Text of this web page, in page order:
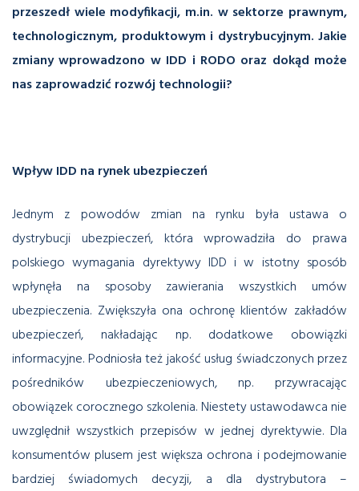
przeszedł wiele modyfikacji, m.in. w sektorze prawnym,
technologicznym, produktowym i dystrybucyjnym. Jakie
zmiany wprowadzono w IDD i RODO oraz dokąd może
nas zaprowadzić rozwój technologii?
Wpływ IDD na rynek ubezpieczeń
Jednym z powodów zmian na rynku była ustawa o
dystrybucji ubezpieczeń, która wprowadziła do prawa
polskiego wymagania dyrektywy IDD i w istotny sposób
wpłynęła na sposoby zawierania wszystkich umów
ubezpieczenia. Zwiększyła ona ochronę klientów zakładów
ubezpieczeń, nakładając np. dodatkowe obowiązki
informacyjne. Podniosła też jakość usług świadczonych przez
pośredników ubezpieczeniowych, np. przywracając
obowiązek corocznego szkolenia. Niestety ustawodawca nie
uwzględnił wszystkich przepisów w jednej dyrektywie. Dla
konsumentów plusem jest większa ochrona i podejmowanie
bardziej świadomych decyzji, a dla dystrybutora –